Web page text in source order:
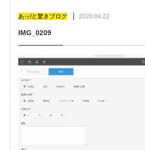
あっ!と驚きブログ 2020.04.22
IMG_0209